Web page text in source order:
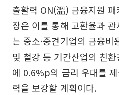
출활력 ON(溫) 금융지원 패
장은 이를 통해 고환율과
는 중소·중견기업의 금융
및 철강 등 기간산업의 친
에 0.6%p의 금리 우대를
력을 보강할 계획이다.